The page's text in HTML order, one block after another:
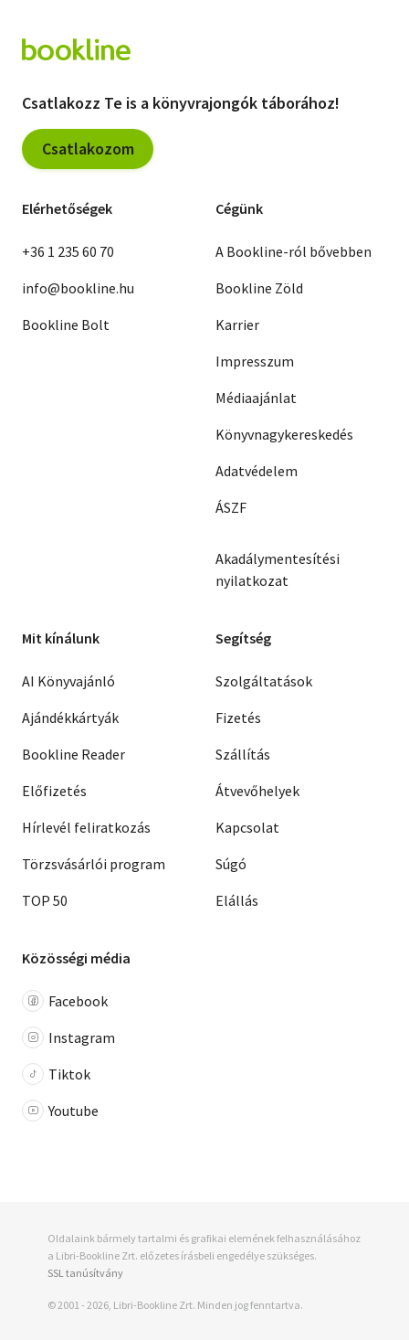
Csatlakozz Te is a könyvrajongók táborához!
Csatlakozom
Elérhetőségek
+36 1 235 60 70
info@bookline.hu
Bookline Bolt
Cégünk
A Bookline-ról bővebben
Bookline Zöld
Karrier
Impresszum
Médiaajánlat
Könyvnagykereskedés
Adatvédelem
ÁSZF
Akadálymentesítési
nyilatkozat
Mit kínálunk
AI Könyvajánló
Ajándékkártyák
Bookline Reader
Előfizetés
Hírlevél feliratkozás
Törzsvásárlói program
TOP 50
Segítség
Szolgáltatások
Fizetés
Szállítás
Átvevőhelyek
Kapcsolat
Súgó
Elállás
Közösségi média
Facebook
Instagram
Tiktok
Youtube
Oldalaink bármely tartalmi és grafikai elemének felhasználásához
a Libri-Bookline Zrt. előzetes írásbeli engedélye szükséges.
SSL tanúsítvány
© 2001 - 2026, Libri-Bookline Zrt. Minden jog fenntartva.